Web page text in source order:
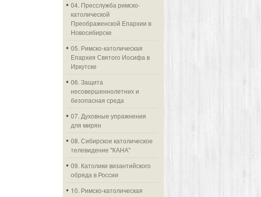
04. Пресслужба римско-
католической
Преображенской Епархии в
Новосибирске
05. Римско-католическая
Епархия Святого Иосифа в
Иркутске
06. Защита
несовершеннолетних и
безопасная среда
07. Духовные упражнения
для мирян
08. Сибирское католическое
телевидение "КАНА"
09. Католики византийского
обряда в России
10. Римско-католическая